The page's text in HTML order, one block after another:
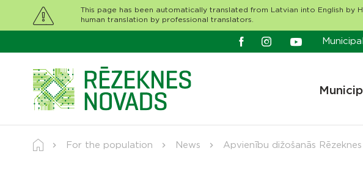
This page has been automatically translated from Latvian into English
human translation by professional translators.
For the population News Apvienību dižošanās